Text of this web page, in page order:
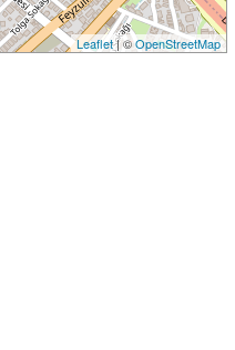
Leaflet| ©OpenStreetMap